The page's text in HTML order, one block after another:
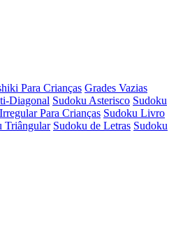
Para Crianças Grades Vazias
Diagonal Sudoku Asterisco Sudoku
Para Crianças Sudoku Livro
Triângular Sudoku de Letras Sudoku